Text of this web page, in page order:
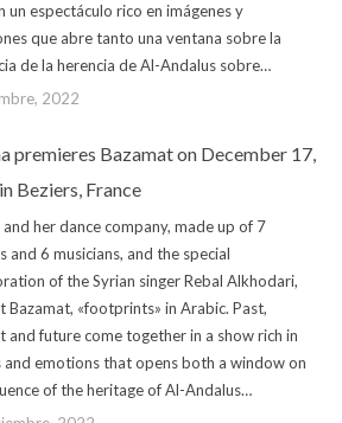
un espectáculo rico en imágenes y
que abre tanto una ventana sobre la
de la herencia de Al-Andalus sobre…
2022
premieres Bazamat on December 17,
Beziers, France
and her dance company, made up of 7
and 6 musicians, and the special
of the Syrian singer Rebal Alkhodari,
Bazamat, «footprints» in Arabic. Past,
and future come together in a show rich in
and emotions that opens both a window on
of the heritage of Al-Andalus…